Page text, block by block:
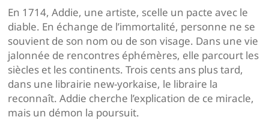
En 1714, Addie, une artiste, scelle un pacte avec le
diable. En échange de l’immortalité, personne ne se
souvient de son nom ou de son visage. Dans une vie
jalonnée de rencontres éphémères, elle parcourt les
siècles et les continents. Trois cents ans plus tard,
dans une librairie new-yorkaise, le libraire la
reconnaît. Addie cherche l’explication de ce miracle,
mais un démon la poursuit.